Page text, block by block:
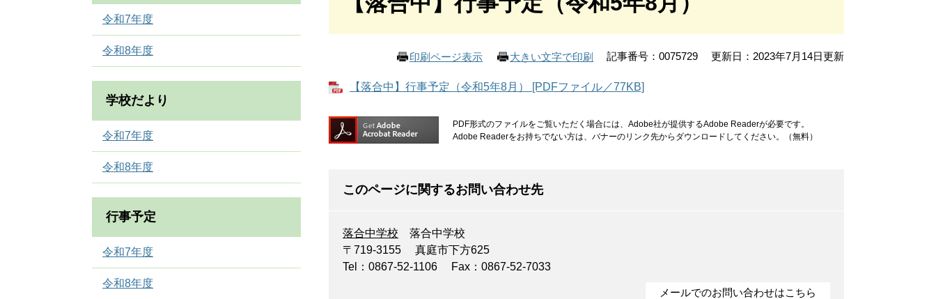
印刷ページ表示 大きい文字で印刷 記事番号：0075729 更新日：2023年7月14日更新
【落合中】行事予定（令和5年8月） [PDFファイル／77KB]
PDF形式のファイルをご覧いただく場合には、Adobe社が提供するAdobe Readerが必要です。
Adobe Readerをお持ちでない方は、バナーのリンク先からダウンロードしてください。（無料）
このページに関するお問い合わせ先
落合中学校
落合中学校
〒719-3155
真庭市下方625
Tel：0867-52-1106
Fax：0867-52-7033
メールでのお問い合わせはこちら
令和7年度
令和8年度
学校だより
令和7年度
令和8年度
行事予定
令和7年度
令和8年度